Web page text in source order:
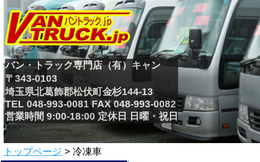
バン・トラック専門店（有）キャン
〒343-0103
埼玉県北葛飾郡松伏町金杉144-13
TEL 048-993-0081 FAX 048-993-0082
営業時間 9:00-18:00 定休日 日曜・祝日
トップページ > 冷凍車